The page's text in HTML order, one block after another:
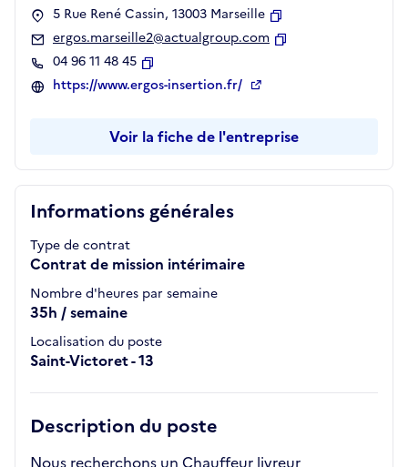
Informations générales
Type de contrat
Contrat de mission intérimaire
Nombre d'heures par semaine
35h / semaine
Localisation du poste
Saint-Victoret - 13
Description du poste
Nous recherchons un Chauffeur livreur
5 Rue René Cassin, 13003 Marseille
Copier
ergos.marseille2@actualgroup.com
04 96 11 48 45
Copier
https://www.ergos-insertion.fr/
Voir la fiche de l'entreprise